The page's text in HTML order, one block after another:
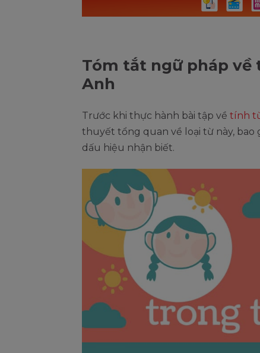
Tóm tắt ngữ pháp
Anh
Trước khi thực hành bài tập về tính
thuyết tổng quan về loại từ này, bao
dấu hiệu nhận biết.